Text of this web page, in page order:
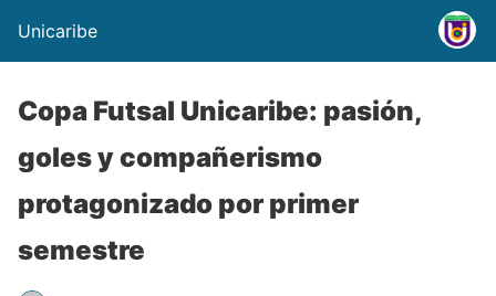
Unicaribe
Copa Futsal Unicaribe: pasión,
goles y compañerismo
protagonizado por primer
semestre